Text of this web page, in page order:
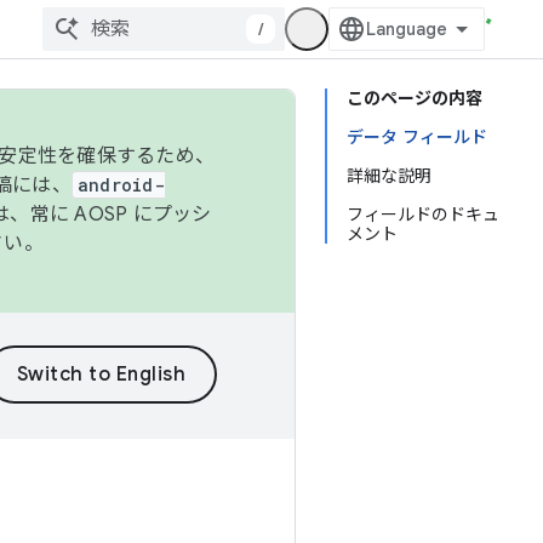
/
このページの内容
データ フィールド
詳細な説明
フィールドのドキュ
メント
性を確保するため、
は、
android-
常に AOSP にプッシ
。